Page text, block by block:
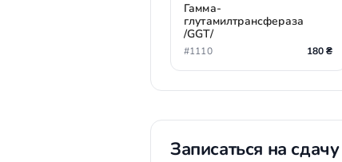
Гамма-
глутамилтрансфераза
/GGT/
#1110 180 ₴
Записаться на сдачу